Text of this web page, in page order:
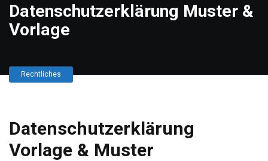
Datenschutzerklärung Muster &
Vorlage
Rechtliches
Datenschutzerklärung
Vorlage & Muster